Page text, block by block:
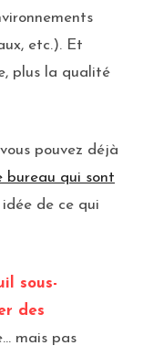
etc.). Et
plus la qualité
pouvez déjà
bureau qui sont
de ce qui
sous-
des
mais pas